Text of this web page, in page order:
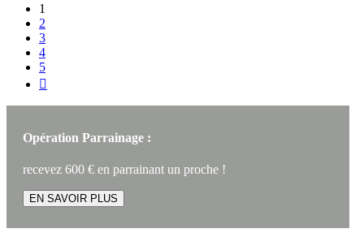
1
2
3
4
5

Opération Parrainage :
recevez 600 € en parrainant un proche !
EN SAVOIR PLUS